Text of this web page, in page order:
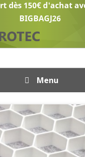
dès 150€ d'achat
BIGBAGJ26
Menu